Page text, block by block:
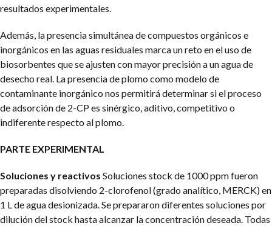
resultados experimentales.
Además, la presencia simultánea de compuestos orgánicos e
inorgánicos en las aguas residuales marca un reto en el uso de
biosorbentes que se ajusten con mayor precisión a un agua de
desecho real. La presencia de plomo como modelo de
contaminante inorgánico nos permitirá determinar si el proceso
de adsorción de 2-CP es sinérgico, aditivo, competitivo o
indiferente respecto al plomo.
PARTE EXPERIMENTAL
Soluciones y reactivos Soluciones stock de 1000 ppm fueron
preparadas disolviendo 2-clorofenol (grado analítico, MERCK) en
1 L de agua desionizada. Se prepararon diferentes soluciones por
dilución del stock hasta alcanzar la concentración deseada. Todas